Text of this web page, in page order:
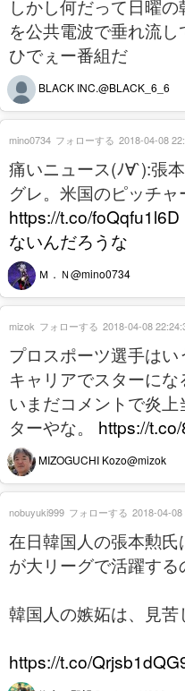
しかし何だって日曜
を公共電波で垂れ流し
ひでぇー番組だ
BLACK INC.@BLACK_6_6
痛いニュース(ﾉ∀`):張
グレ。米国のピッチャ
https://t.co/
ないんだろうな
Ｍ．Ｎ@mino0734
mino0734 フォローする 2018-04-08
プロスポーツ選手は
キャリアでスターに
いまだコメントで炎
ターやな。 https://
MIZOGUCHI Kozo@mizok
mizok フォローする 2018-04-08
在日韓国人の張本勲
が大リーグで活躍する
韓国人の嫉妬は、見苦
https://t.co/
nobuyuki999 フォローする 2018-04-08